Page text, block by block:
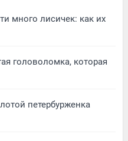
много лисичек: как их
головоломка, которая
петербурженка